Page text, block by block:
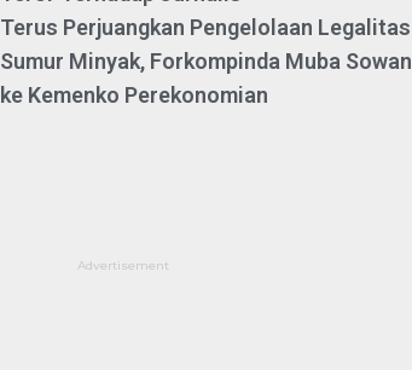
Terus Perjuangkan Pengelolaan Legalitas
Sumur Minyak, Forkompinda Muba Sowan
ke Kemenko Perekonomian
Advertisement